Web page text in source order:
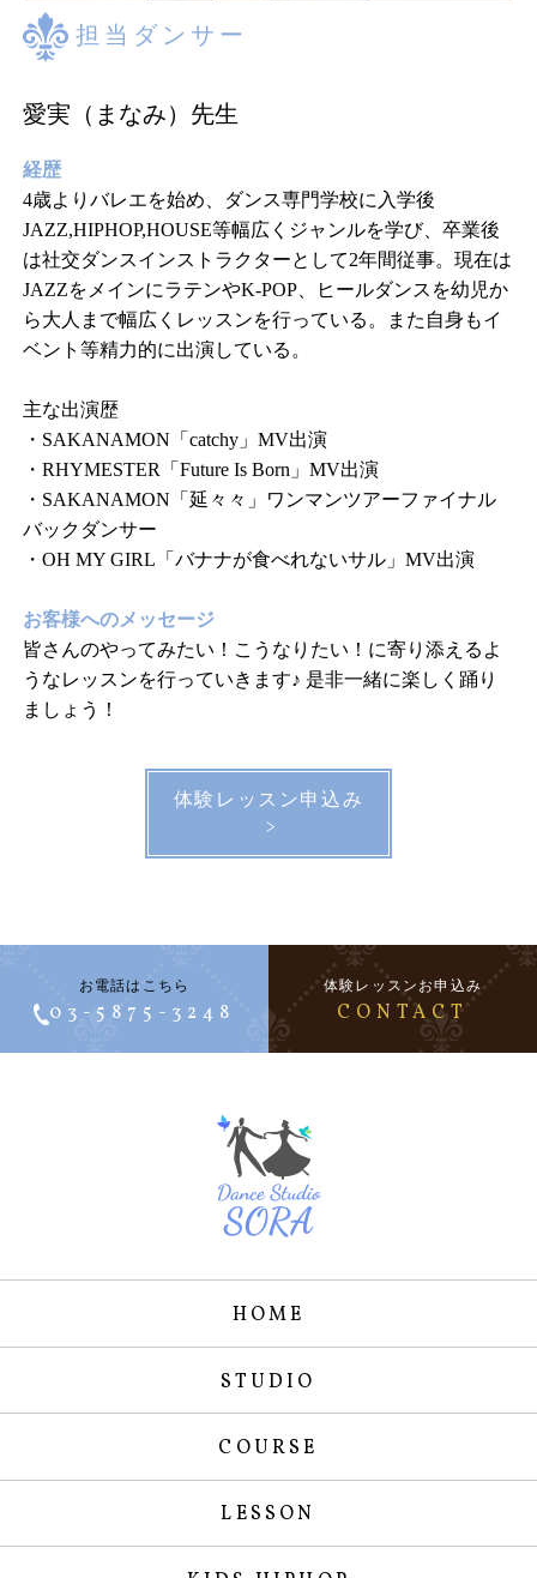
担当ダンサー
愛実（まなみ）先生
経歴
4歳よりバレエを始め、ダンス専門学校に入学後
JAZZ,HIPHOP,HOUSE等幅広くジャンルを学び、卒業後
は社交ダンスインストラクターとして2年間従事。現在は
JAZZをメインにラテンやK-POP、ヒールダンスを幼児か
ら大人まで幅広くレッスンを行っている。また自身もイ
ベント等精力的に出演している。
主な出演歴
・SAKANAMON「catchy」MV出演
・RHYMESTER「Future Is Born」MV出演
・SAKANAMON「延々々」ワンマンツアーファイナル
バックダンサー
・OH MY GIRL「バナナが食べれないサル」MV出演
お客様へのメッセージ
皆さんのやってみたい！こうなりたい！に寄り添えるよ
うなレッスンを行っていきます♪ 是非一緒に楽しく踊り
ましょう！
体験レッスン申込み
>
お電話はこちら
03-5875-3248
体験レッスンお申込み
CONTACT
HOME
STUDIO
COURSE
LESSON